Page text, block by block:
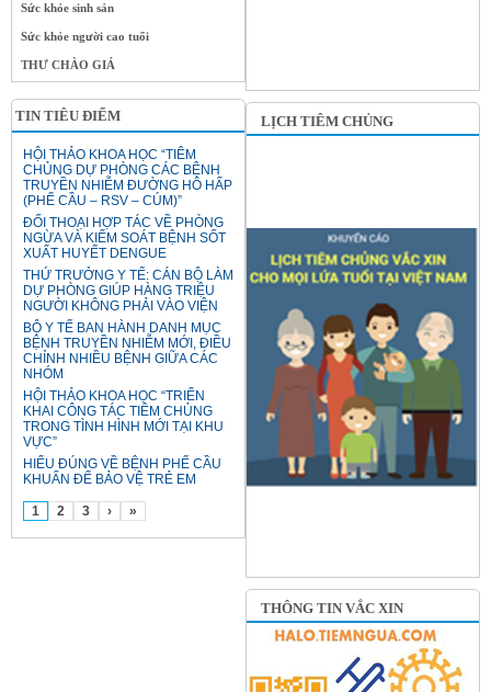
Sức khỏe sinh sản
Sức khỏe người cao tuổi
THƯ CHÀO GIÁ
TIN TIÊU ĐIỂM
HỘI THẢO KHOA HỌC “TIÊM
CHỦNG DỰ PHÒNG CÁC BỆNH
TRUYỀN NHIỄM ĐƯỜNG HÔ HẤP
(PHẾ CẦU – RSV – CÚM)”
ĐỐI THOẠI HỢP TÁC VỀ PHÒNG
NGỪA VÀ KIỂM SOÁT BỆNH SỐT
XUẤT HUYẾT DENGUE
THỨ TRƯỞNG Y TẾ: CÁN BỘ LÀM
DỰ PHÒNG GIÚP HÀNG TRIỆU
NGƯỜI KHÔNG PHẢI VÀO VIỆN
BỘ Y TẾ BAN HÀNH DANH MỤC
BỆNH TRUYỀN NHIỄM MỚI, ĐIỀU
CHỈNH NHIỀU BỆNH GIỮA CÁC
NHÓM
HỘI THẢO KHOA HỌC “TRIỂN
KHAI CÔNG TÁC TIÊM CHỦNG
TRONG TÌNH HÌNH MỚI TẠI KHU
VỰC”
HIỂU ĐÚNG VỀ BỆNH PHẾ CẦU
KHUẨN ĐỂ BẢO VỆ TRẺ EM
1 2 3 › »
LỊCH TIÊM CHỦNG
THÔNG TIN VẮC XIN